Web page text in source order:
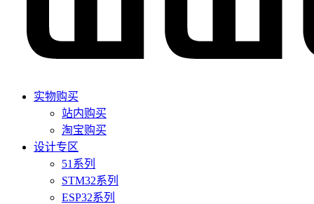
实物购买
站内购买
淘宝购买
设计专区
51系列
STM32系列
ESP32系列